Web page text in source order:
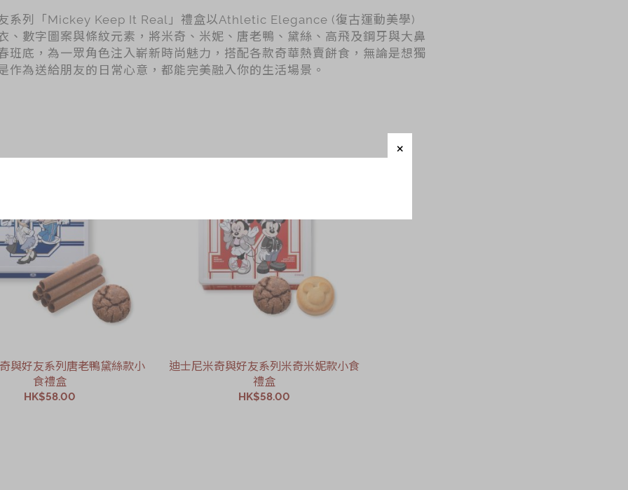
系列「Mickey Keep It Real」禮盒以Athletic Elegance (復古運動美學)
、數字圖案與條紋元素，將米奇、米妮、唐老鴨、黛絲、高飛及鋼牙與大鼻
班底，為一眾角色注入嶄新時尚魅力，搭配各款奇華熱賣餅食，無論是想獨
作為送給朋友的日常心意，都能完美融入你的生活場景。
與好友系列唐老鴨黛絲款小
食禮盒
HK$58.00
迪士尼米奇與好友系列米奇米妮款小食
禮盒
HK$58.00